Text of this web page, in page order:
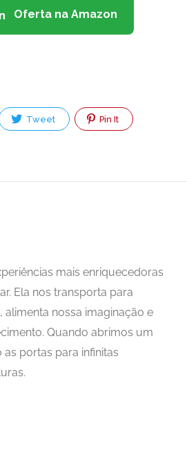
Oferta na Amazon
Tweet Pin It
mais enriquecedoras
Ela nos transporta para
nossa imaginação e
Quando abrimos um
portas para infinitas